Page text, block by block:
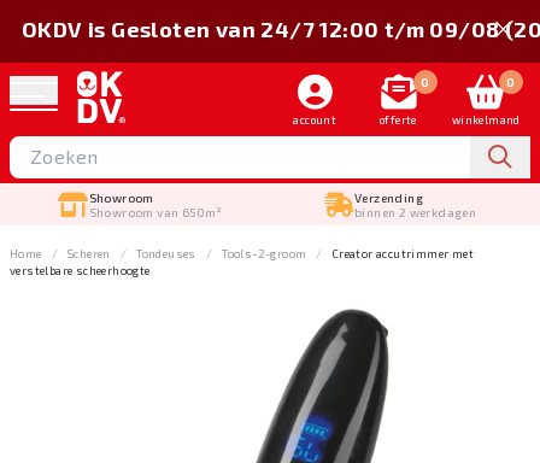
account
0
offerte
0
winkelmand
Showroom
Showroom van 650m²
Verzending
binnen 2 werkdagen
OKDV is Gesloten van 24/7 12:00 t/m 09/08
Home Scheren Tondeuses Tools-2-groom
Creator accutrimmer met
verstelbare scheerhoogte